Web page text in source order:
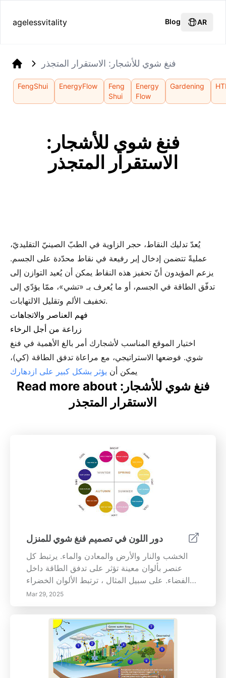
agelessvitality Blog AR
فنغ شوي للأشجار: الاستقرار المتجذر
FengShui EnergyFlow
Feng
Shui
Energy
Flow
Gardening
فنغ شوي للأشجار:
الاستقرار المتجذر
يُعدّ تدليك النقاط، حجر الزاوية في الطبّ الصينيّ التقليديّ،
عمليةً تتضمن إدخال إبر رفيعة في نقاط محدّدة على الجسم.
يزعم المؤيدون أنّ تحفيز هذه النقاط يمكن أن يُعيد التوازن إلى
تدفّق الطاقة في الجسم، أو ما يُعرف بـ «تشي»، ممّا يؤدّي إلى
تخفيف الألم وتقليل الالتهابات.
فهم العناصر والاتجاهات
زراعة من أجل الرخاء
اختيار الموقع المناسب لأشجارك أمر بالغ الأهمية في فنغ
شوي. فوضعها الاستراتيجي، مع مراعاة تدفق الطاقة (كي)،
يمكن أن يؤثر بشكل كبير على ازدهارك
Read more about فنغ شوي للأشجار:
الاستقرار المتجذر
دور اللون في تصميم فنغ شوي للمنزل
الخشب والنار والأرض والمعادن والماء. يرتبط كل
عنصر بألوان معينة تؤثر على تدفق الطاقة داخل
الفضاء. على سبيل المثال ، ترتبط الألوان الخضراء
والبنية بالخشب ، مما يعزز الحيوية والإبداع - وهو
مثالي لتحفيز المكاتب المنزلية. بالعكس ، الألوان
الدافئة مثل الأحمر والبرتقالي من عنصر النار تشعل
الشغف ، مما يجعلها اختيارًا ممتازًا للبيئات الاجتماعية
مثل غرف المعيشة. فهم الألوان وتأثيرها على المزاج
لا تعزز خيارات الألوان جماليات المكان فحسب، بل
تلعب أيضًا دورًا حاسمًا في تشكيل المزاج والسلوك.
Mar 29, 2025